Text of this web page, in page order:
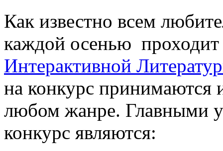
Как известно всем
каждой осенью
Интерактивной
на конкурс
любом жанре. Главными
конкурс являются: